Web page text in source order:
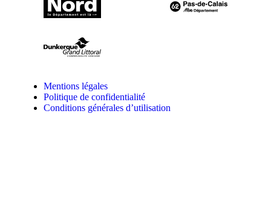
Mentions légales
Politique de confidentialité
Conditions générales d’utilisation